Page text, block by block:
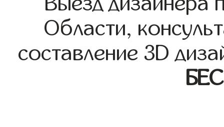
Области,
составление 3D